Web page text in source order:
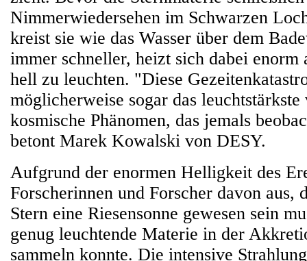
Nimmerwiedersehen im Schwarzen
kreist sie wie das Wasser über dem
immer schneller, heizt sich dabei enorm
hell zu leuchten. "Diese
möglicherweise sogar das leuchtstärkste
kosmische Phänomen, das jemals
betont Marek Kowalski von DESY.
Aufgrund der enormen Helligkeit des
Forscherinnen und Forscher davon aus,
Stern eine Riesensonne gewesen sein
genug leuchtende Materie in der
sammeln konnte. Die intensive